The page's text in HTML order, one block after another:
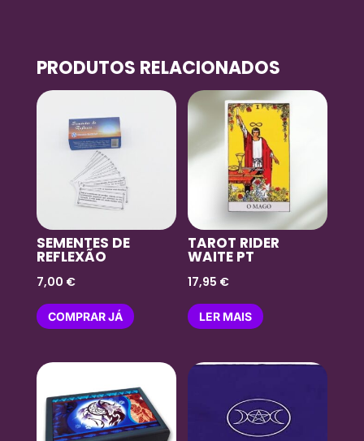
PRODUTOS RELACIONADOS
SEMENTES DE
REFLEXÃO
7,00 €
COMPRAR JÁ
TAROT RIDER
WAITE PT
17,95 €
LER MAIS